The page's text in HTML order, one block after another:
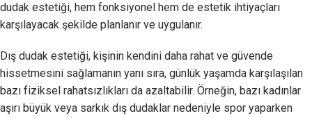
dudak estetiği, hem fonksiyonel hem de estetik ihtiyaçları
karşılayacak şekilde planlanır ve uygulanır.
Dış dudak estetiği, kişinin kendini daha rahat ve güvende
hissetmesini sağlamanın yanı sıra, günlük yaşamda karşılaşılan
bazı fiziksel rahatsızlıkları da azaltabilir. Örneğin, bazı kadınlar
aşırı büyük veya sarkık dış dudaklar nedeniyle spor yaparken